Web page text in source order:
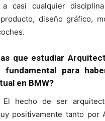
a casi cualquier
diseño gráfico,
que estudiar
fundamental para
en BMW?
hecho de ser
positivamente tanto por